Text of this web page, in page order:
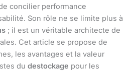
concilier performance
Son rôle ne se limite plus à
; il est un véritable architecte de
Cet article se propose de
les avantages et la valeur
du destockage pour les